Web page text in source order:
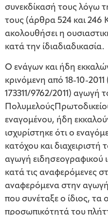
συνεκδίκασή τους λόγω
τους (άρθρα 524 και 246
ακολουθήσει η
κατά την ίδιαδιαδικασία.
Ο ενάγων και ήδη
κρινόμενη από 18-10-
173311/9762/2011) αγωγή
εναγομένου, ήδη
ισχυρίστηκε ότι ο
κατόχου και
αγωγή ειδησεογραφικού
κατά τις αναφερόμενες
αναφερόμενα στην
που συνέταξε ο ίδιος, τα
προσωπικότητά του